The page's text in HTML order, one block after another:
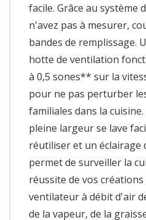
facile. Grâce au système
n'avez pas à mesurer,
bandes de remplissage.
hotte de ventilation
à 0,5 sones** sur la
pour ne pas perturber
familiales dans la
pleine largeur se lave
réutiliser et un éclairage
permet de surveiller la
réussite de vos créations
ventilateur à débit d'air
de la vapeur, de la